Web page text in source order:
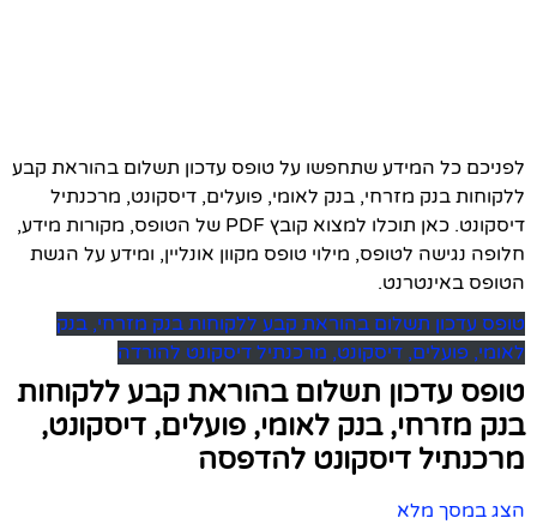
לפניכם כל המידע שתחפשו על טופס עדכון תשלום בהוראת קבע
ללקוחות בנק מזרחי, בנק לאומי, פועלים, דיסקונט, מרכנתיל
דיסקונט. כאן תוכלו למצוא קובץ PDF של הטופס, מקורות מידע,
חלופה נגישה לטופס, מילוי טופס מקוון אונליין, ומידע על הגשת
הטופס באינטרנט.
טופס עדכון תשלום בהוראת קבע ללקוחות בנק מזרחי, בנק
לאומי, פועלים, דיסקונט, מרכנתיל דיסקונט להורדה
טופס עדכון תשלום בהוראת קבע ללקוחות
בנק מזרחי, בנק לאומי, פועלים, דיסקונט,
מרכנתיל דיסקונט להדפסה
הצג במסך מלא